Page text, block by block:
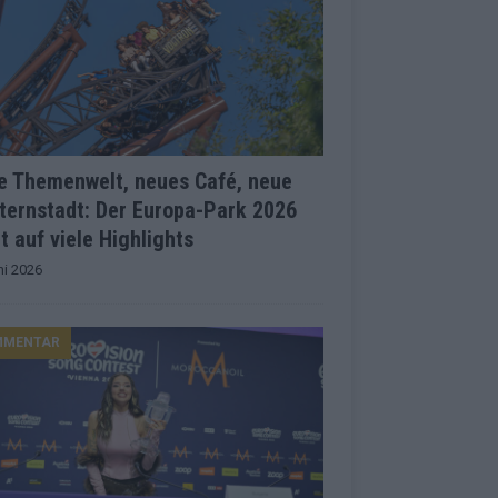
Themenwelt, neues Café, neue
Der Europa-Park 2026
auf viele Highlights
2026